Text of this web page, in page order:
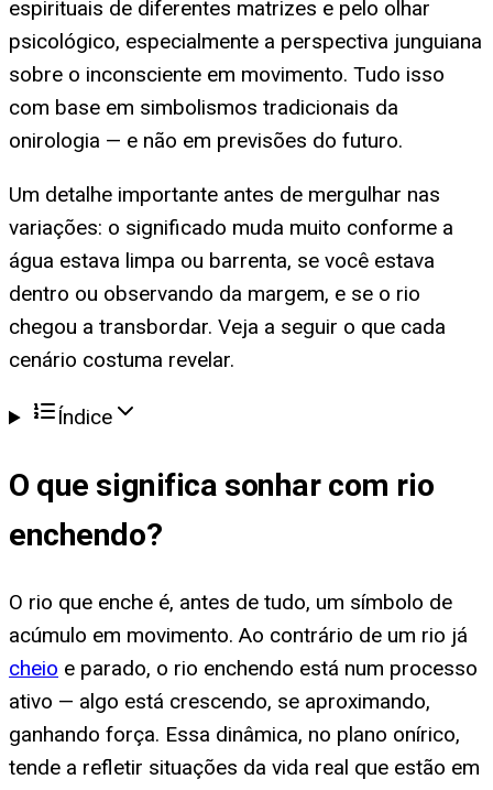
espirituais de diferentes matrizes e pelo olhar
psicológico, especialmente a perspectiva junguiana
sobre o inconsciente em movimento. Tudo isso
com base em simbolismos tradicionais da
onirologia — e não em previsões do futuro.
Um detalhe importante antes de mergulhar nas
variações: o significado muda muito conforme a
água estava limpa ou barrenta, se você estava
dentro ou observando da margem, e se o rio
chegou a transbordar. Veja a seguir o que cada
cenário costuma revelar.
Índice
O que significa sonhar com rio
enchendo?
O rio que enche é, antes de tudo, um símbolo de
acúmulo em movimento. Ao contrário de um rio já
cheio e parado, o rio enchendo está num processo
ativo — algo está crescendo, se aproximando,
ganhando força. Essa dinâmica, no plano onírico,
tende a refletir situações da vida real que estão em